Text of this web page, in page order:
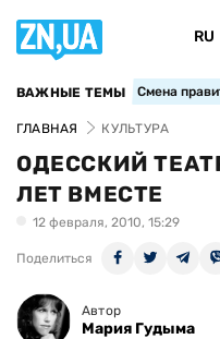
RU
ВАЖНЫЕ ТЕМЫ Смена
ГЛАВНАЯ КУЛЬТУРА
ОДЕССКИЙ
ЛЕТ ВМЕСТЕ
12 февраля, 2010, 15:29
Поделиться
Автор
Мария Гудыма